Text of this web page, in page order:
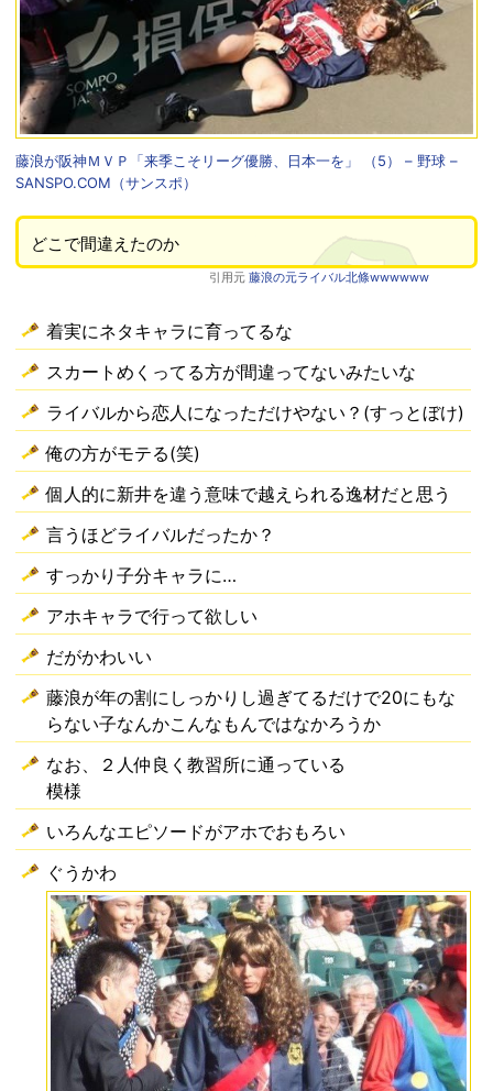
藤浪が阪神ＭＶＰ「来季こそリーグ優勝、日本一を」 （5） – 野球 –
SANSPO.COM（サンスポ）
どこで間違えたのか
引用元 藤浪の元ライバル北條wwwwww
着実にネタキャラに育ってるな
スカートめくってる方が間違ってないみたいな
ライバルから恋人になっただけやない？(すっとぼけ)
俺の方がモテる(笑)
個人的に新井を違う意味で越えられる逸材だと思う
言うほどライバルだったか？
すっかり子分キャラに…
アホキャラで行って欲しい
だがかわいい
藤浪が年の割にしっかりし過ぎてるだけで20にもな
らない子なんかこんなもんではなかろうか
なお、２人仲良く教習所に通っている
模様
いろんなエピソードがアホでおもろい
ぐうかわ